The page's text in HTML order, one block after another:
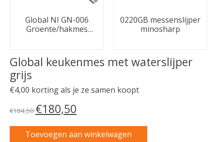
Global NI GN-006
Groente/hakmes
0220GB messenslijper
minosharp
Global keukenmes met waterslijper
grijs
€4,00 korting als je ze samen koopt
€184,50€180,50
Toevoegen aan winkelwagen